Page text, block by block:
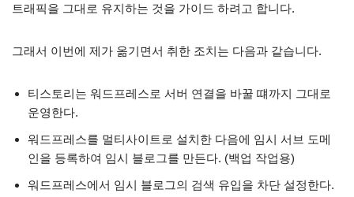
트래픽을 그대로 유지하는 것을 가이드 하려고 합니다.
그래서 이번에 제가 옮기면서 취한 조치는 다음과 같습니다.
티스토리는 워드프레스로 서버 연결을 바꿀 떄까지 그대로
운영한다.
워드프레스를 멀티사이트로 설치한 다음에 임시 서브 도메
인을 등록하여 임시 블로그를 만든다. (백업 작업용)
워드프레스에서 임시 블로그의 검색 유입을 차단 설정한다.